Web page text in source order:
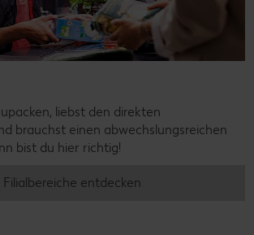
liebst den direkten
brauchst einen abwechslungsreichen
bist du hier richtig!
Filialbereiche entdecken